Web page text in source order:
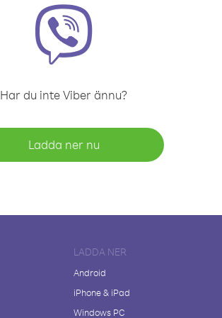
Har du inte Viber ännu?
Ladda ner nu
LADDA NER
Android
iPhone & iPad
Windows PC